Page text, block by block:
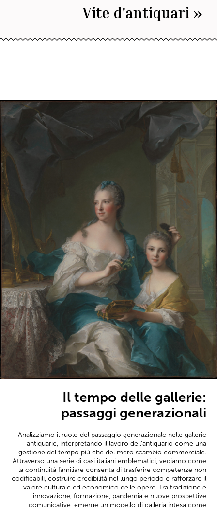
Vite d'antiquari »
Il tempo delle gallerie:
passaggi generazionali
Analizziamo il ruolo del passaggio generazionale nelle gallerie
antiquarie, interpretando il lavoro dell’antiquario come una
gestione del tempo più che del mero scambio commerciale.
Attraverso una serie di casi italiani emblematici, vediamo come
la continuità familiare consenta di trasferire competenze non
codificabili, costruire credibilità nel lungo periodo e rafforzare il
valore culturale ed economico delle opere. Tra tradizione e
innovazione, formazione, pandemia e nuove prospettive
comunicative, emerge un modello di galleria intesa come